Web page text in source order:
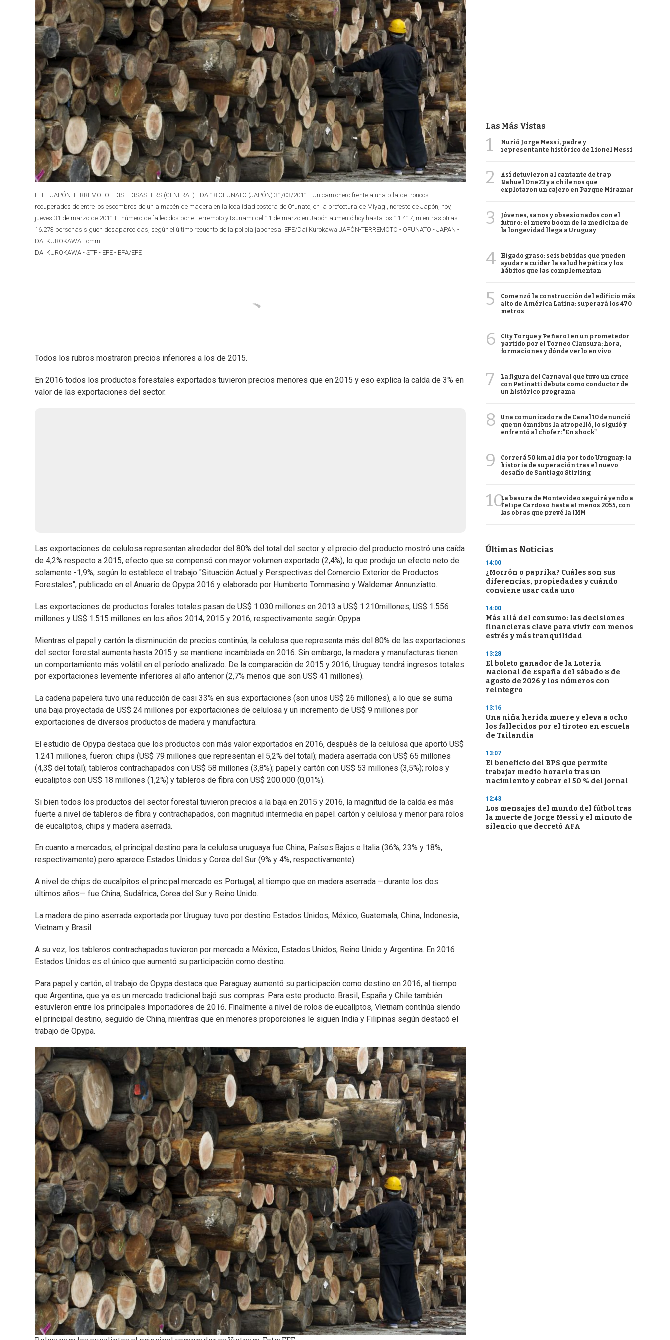
EFE - JAPÓN-TERREMOTO - DIS - DISASTERS (GENERAL) - DAI18 OFUNATO (JAPÓN) 31/03/2011.- Un camionero frente a una pila de troncos
recuperados de entre los escombros de un almacén de madera en la localidad costera de Ofunato, en la prefectura de Miyagi, noreste de Japón, hoy,
jueves 31 de marzo de 2011.El número de fallecidos por el terremoto y tsunami del 11 de marzo en Japón aumentó hoy hasta los 11.417, mientras otras
16.273 personas siguen desaparecidas, según el último recuento de la policía japonesa. EFE/Dai Kurokawa JAPÓN-TERREMOTO - OFUNATO - JAPAN -
DAI KUROKAWA - cmm
DAI KUROKAWA - STF - EFE - EPA/EFE
Todos los rubros mostraron precios inferiores a los de 2015.
En 2016 todos los productos forestales exportados tuvieron precios menores que en 2015 y eso explica la caída de 3% en
valor de las exportaciones del sector.
Las exportaciones de celulosa representan alrededor del 80% del total del sector y el precio del producto mostró una caída
de 4,2% respecto a 2015, efecto que se compensó con mayor volumen exportado (2,4%), lo que produjo un efecto neto de
solamente -1,9%, según lo establece el trabajo "Situación Actual y Perspectivas del Comercio Exterior de Productos
Forestales", publicado en el Anuario de Opypa 2016 y elaborado por Humberto Tommasino y Waldemar Annunziatto.
Las exportaciones de productos forales totales pasan de US$ 1.030 millones en 2013 a US$ 1.210millones, US$ 1.556
millones y US$ 1.515 millones en los años 2014, 2015 y 2016, respectivamente según Opypa.
Mientras el papel y cartón la disminución de precios continúa, la celulosa que representa más del 80% de las exportaciones
del sector forestal aumenta hasta 2015 y se mantiene incambiada en 2016. Sin embargo, la madera y manufacturas tienen
un comportamiento más volátil en el período analizado. De la comparación de 2015 y 2016, Uruguay tendrá ingresos totales
por exportaciones levemente inferiores al año anterior (2,7% menos que son US$ 41 millones).
La cadena papelera tuvo una reducción de casi 33% en sus exportaciones (son unos US$ 26 millones), a lo que se suma
una baja proyectada de US$ 24 millones por exportaciones de celulosa y un incremento de US$ 9 millones por
exportaciones de diversos productos de madera y manufactura.
El estudio de Opypa destaca que los productos con más valor exportados en 2016, después de la celulosa que aportó US$
1.241 millones, fueron: chips (US$ 79 millones que representan el 5,2% del total); madera aserrada con US$ 65 millones
(4,3$ del total); tableros contrachapados con US$ 58 millones (3,8%); papel y cartón con US$ 53 millones (3,5%); rolos y
eucaliptos con US$ 18 millones (1,2%) y tableros de fibra con US$ 200.000 (0,01%).
Si bien todos los productos del sector forestal tuvieron precios a la baja en 2015 y 2016, la magnitud de la caída es más
fuerte a nivel de tableros de fibra y contrachapados, con magnitud intermedia en papel, cartón y celulosa y menor para rolos
de eucaliptos, chips y madera aserrada.
En cuanto a mercados, el principal destino para la celulosa uruguaya fue China, Países Bajos e Italia (36%, 23% y 18%,
respectivamente) pero aparece Estados Unidos y Corea del Sur (9% y 4%, respectivamente).
A nivel de chips de eucalpitos el principal mercado es Portugal, al tiempo que en madera aserrada —durante los dos
últimos años— fue China, Sudáfrica, Corea del Sur y Reino Unido.
La madera de pino aserrada exportada por Uruguay tuvo por destino Estados Unidos, México, Guatemala, China, Indonesia,
Vietnam y Brasil.
A su vez, los tableros contrachapados tuvieron por mercado a México, Estados Unidos, Reino Unido y Argentina. En 2016
Estados Unidos es el único que aumentó su participación como destino.
Para papel y cartón, el trabajo de Opypa destaca que Paraguay aumentó su participación como destino en 2016, al tiempo
que Argentina, que ya es un mercado tradicional bajó sus compras. Para este producto, Brasil, España y Chile también
estuvieron entre los principales importadores de 2016. Finalmente a nivel de rolos de eucaliptos, Vietnam continúa siendo
el principal destino, seguido de China, mientras que en menores proporciones le siguen India y Filipinas según destacó el
trabajo de Opypa.
Las Más Vistas
1
Murió Jorge Messi, padre y
representante histórico de Lionel Messi
2
Así detuvieron al cantante de trap
Nahuel One23 y a chilenos que
explotaron un cajero en Parque Miramar
3
Jóvenes, sanos y obsesionados con el
futuro: el nuevo boom de la medicina de
la longevidad llega a Uruguay
4
Hígado graso: seis bebidas que pueden
ayudar a cuidar la salud hepática y los
hábitos que las complementan
5
Comenzó la construcción del edificio más
alto de América Latina: superará los 470
metros
6
City Torque y Peñarol en un prometedor
partido por el Torneo Clausura: hora,
formaciones y dónde verlo en vivo
7
La figura del Carnaval que tuvo un cruce
con Petinatti debuta como conductor de
un histórico programa
8
Una comunicadora de Canal 10 denunció
que un ómnibus la atropelló, lo siguió y
enfrentó al chofer: "En shock"
9
Correrá 50 km al día por todo Uruguay: la
historia de superación tras el nuevo
desafío de Santiago Stirling
10La basura de Montevideo seguirá yendo a
Felipe Cardoso hasta al menos 2055, con
las obras que prevé la IMM
Últimas Noticias
14:00
¿Morrón o paprika? Cuáles son sus
diferencias, propiedades y cuándo
conviene usar cada uno
14:00
Más allá del consumo: las decisiones
financieras clave para vivir con menos
estrés y más tranquilidad
13:28
El boleto ganador de la Lotería
Nacional de España del sábado 8 de
agosto de 2026 y los números con
reintegro
13:16
Una niña herida muere y eleva a ocho
los fallecidos por el tiroteo en escuela
de Tailandia
13:07
El beneficio del BPS que permite
trabajar medio horario tras un
nacimiento y cobrar el 50 % del jornal
12:43
Los mensajes del mundo del fútbol tras
la muerte de Jorge Messi y el minuto de
silencio que decretó AFA